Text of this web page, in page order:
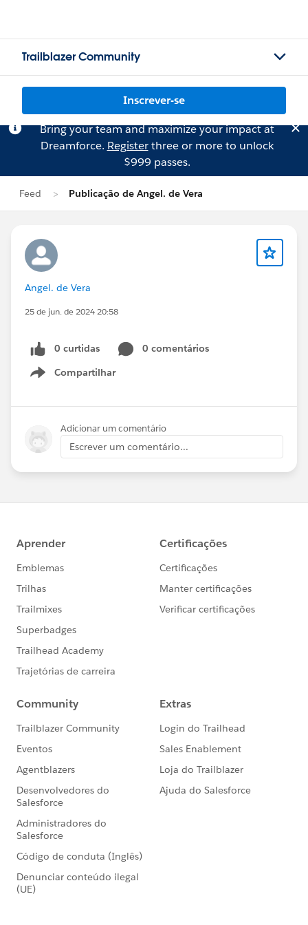
Trailblazer Community
Inscrever-se
Bring your team and maximize your impact at
Dreamforce. Registerthree or more to unlock
$999 passes.
Feed Publicação de Angel. de Vera
Angel. de Vera
25 de jun. de 2024 20:58
0 curtidas
0 comentários
Compartilhar
Show menu
Adicionar um comentário
Escrever um comentário...